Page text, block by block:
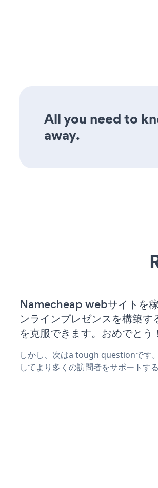
All you need to
away.
Namecheap webサイトを
ンラインプレゼンスを構築
を克服できます。おめでとう！
しかし、次はa tough questionです
してより多くの訪問者をサポートす